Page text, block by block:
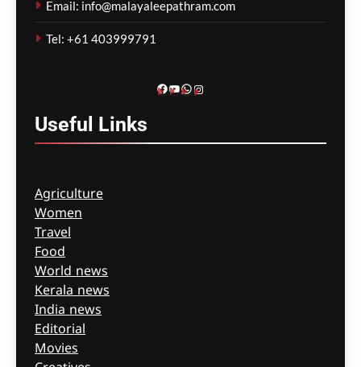
Email: info@malayaleepathram.com
Tel: +61 403999791
Facebook
YouTube
WhatsApp
Instagram
Useful Links
Agriculture
Women
Travel
Food
World news
Kerala news
India news
Editorial
Movies